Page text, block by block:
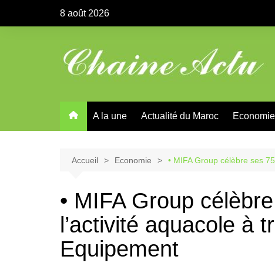
8 août 2026
A la une Actualité du Maroc Economie
Accueil Economie • MIFA Group célèbre ses
• MIFA Group
l’activité aquacole à
Equipement